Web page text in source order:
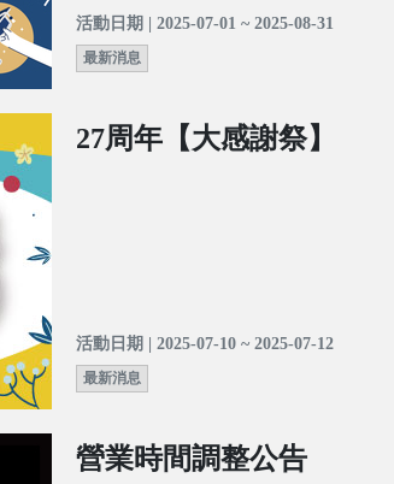
活動日期 | 2025-07-01 ~ 2025-08-31
最新消息
27周年【大感謝祭】
活動日期 | 2025-07-10 ~ 2025-07-12
最新消息
營業時間調整公告